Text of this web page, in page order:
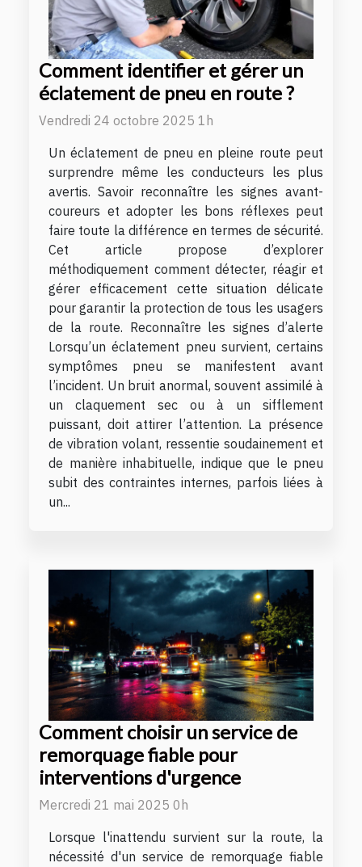
Comment identifier et gérer un
éclatement de pneu en route ?
Vendredi 24 octobre 2025 1h
Un éclatement de pneu en pleine route peut
surprendre même les conducteurs les plus
avertis. Savoir reconnaître les signes avant-
coureurs et adopter les bons réflexes peut
faire toute la différence en termes de sécurité.
Cet article propose d’explorer
méthodiquement comment détecter, réagir et
gérer efficacement cette situation délicate
pour garantir la protection de tous les usagers
de la route. Reconnaître les signes d’alerte
Lorsqu’un éclatement pneu survient, certains
symptômes pneu se manifestent avant
l’incident. Un bruit anormal, souvent assimilé à
un claquement sec ou à un sifflement
puissant, doit attirer l’attention. La présence
de vibration volant, ressentie soudainement et
de manière inhabituelle, indique que le pneu
subit des contraintes internes, parfois liées à
un...
Comment choisir un service de
remorquage fiable pour
interventions d'urgence
Mercredi 21 mai 2025 0h
Lorsque l'inattendu survient sur la route, la
nécessité d'un service de remorquage fiable